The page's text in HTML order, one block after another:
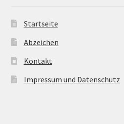
Startseite
Abzeichen
Kontakt
Impressum und Datenschutz